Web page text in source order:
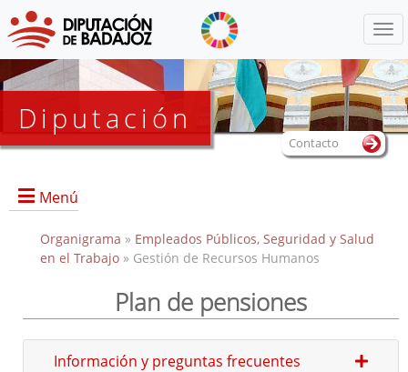
Diputación
Menú
Portada
Directorio
Organigrama » Empleados Públicos, Seguridad y Salud
en el Trabajo» Gestión de Recursos Humanos
Plan de pensiones
Información y preguntas frecuentes
Contacto